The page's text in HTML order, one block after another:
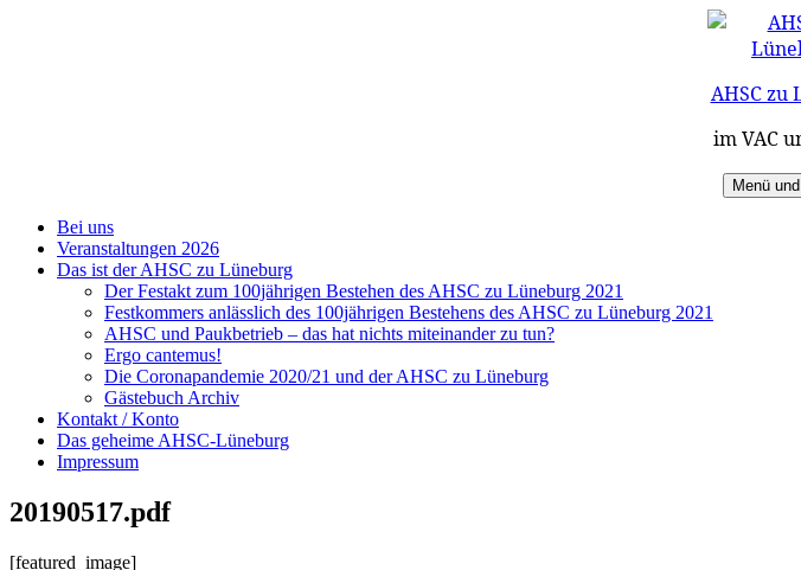
AHSC zu
im VAC
Menü
Bei uns
Veranstaltungen 2026
Das ist der AHSC zu Lüneburg
Der Festakt zum 100jährigen Bestehen des AHSC zu Lüneburg 2021
Festkommers anlässlich des 100jährigen Bestehens des AHSC zu Lüneburg 2021
AHSC und Paukbetrieb – das hat nichts miteinander zu tun?
Ergo cantemus!
Die Coronapandemie 2020/21 und der AHSC zu Lüneburg
Gästebuch Archiv
Kontakt / Konto
Das geheime AHSC-Lüneburg
Impressum
20190517.pdf
[featured_image]